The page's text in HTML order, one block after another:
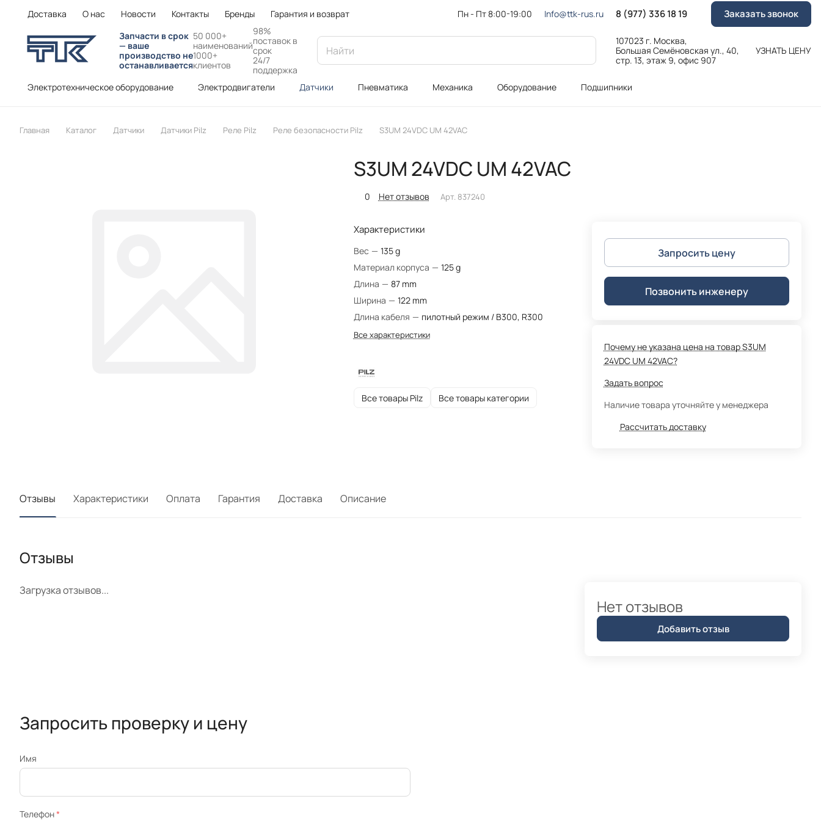
Доставка О нас Новости Контакты Бренды Гарантия и возврат Пн - Пт 8:00-19:00 Info@ttk-rus.ru 8 (977) 336 18 19 Заказать звонок
Запчасти в срок
— ваше
производство не
останавливается
50 000+
наименований
1000+
клиентов
98%
поставок в
срок
24/7
поддержка
107023 г. Москва,
Большая Семёновская ул., 40,
стр. 13, этаж 9, офис 907
УЗНАТЬ ЦЕНУ
Электротехническое оборудование Электродвигатели Датчики Пневматика Механика Оборудование Подшипники
Главная Каталог Датчики Датчики Pilz Реле Pilz Реле безопасности Pilz S3UM 24VDC UM 42VAC
S3UM 24VDC UM 42VAC
0 Нет отзывов Арт. 837240
Характеристики
Вес — 135 g
Материал корпуса — 125 g
Длина — 87 mm
Ширина — 122 mm
Длина кабеля — пилотный режим / B300, R300
Все характеристики
Все товары Pilz Все товары категории
Запросить цену
Позвонить инженеру
Почему не указана цена на товар S3UM
24VDC UM 42VAC?
Задать вопрос
Наличие товара уточняйте у менеджера
Рассчитать доставку
Отзывы Характеристики Оплата Гарантия Доставка Описание
Отзывы
Загрузка отзывов...
Нет отзывов
Добавить отзыв
Запросить проверку и цену
Имя
Телефон*